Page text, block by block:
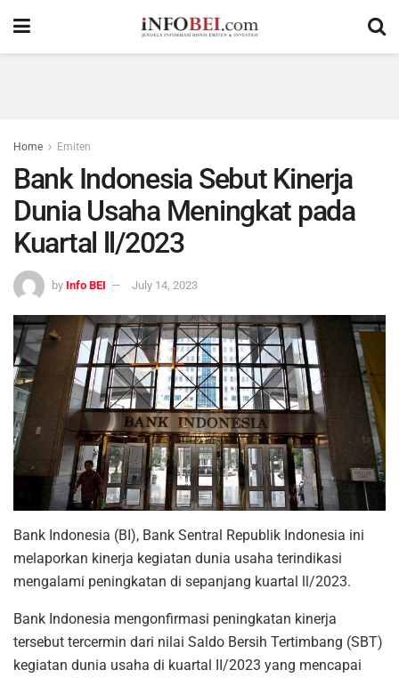
Home Emiten
Bank Indonesia Sebut Kinerja
Dunia Usaha Meningkat pada
Kuartal ll/2023
by Info BEI July 14, 2023
Bank Indonesia (BI), Bank Sentral Republik Indonesia ini
melaporkan kinerja kegiatan dunia usaha terindikasi
mengalami peningkatan di sepanjang kuartal ll/2023.
Bank Indonesia mengonfirmasi peningkatan kinerja
tersebut tercermin dari nilai Saldo Bersih Tertimbang (SBT)
kegiatan dunia usaha di kuartal II/2023 yang mencapai